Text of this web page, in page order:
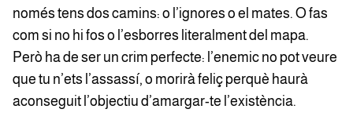
només tens dos camins: o l’ignores o el mates. O fas
com si no hi fos o l’esborres literalment del mapa.
Però ha de ser un crim perfecte: l’enemic no pot veure
que tu n’ets l’assassí, o morirà feliç perquè haurà
aconseguit l’objectiu d’amargar-te l’existència.